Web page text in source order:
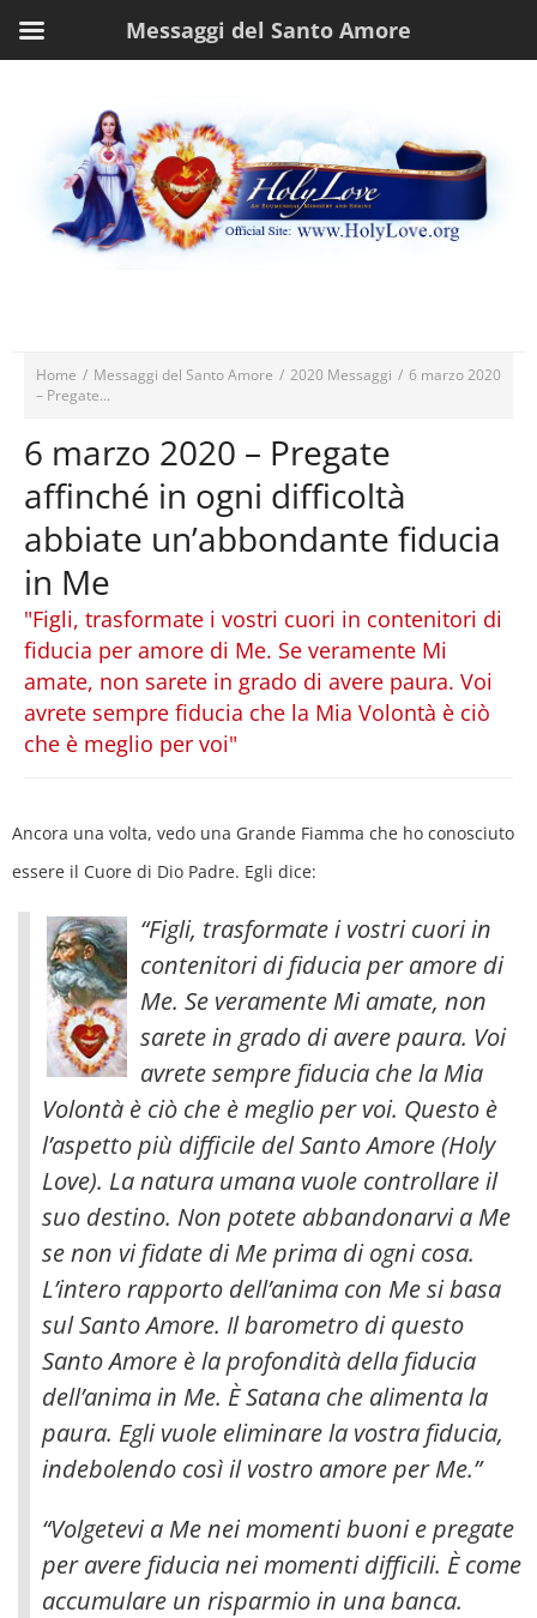
Home / Messaggi del Santo Amore / 2020 Messaggi / 6 marzo 2020
– Pregate...
6 marzo 2020 – Pregate
affinché in ogni difficoltà
abbiate un’abbondante fiducia
in Me
"Figli, trasformate i vostri cuori in contenitori di
fiducia per amore di Me. Se veramente Mi
amate, non sarete in grado di avere paura. Voi
avrete sempre fiducia che la Mia Volontà è ciò
che è meglio per voi"
Ancora una volta, vedo una Grande Fiamma che ho conosciuto
essere il Cuore di Dio Padre. Egli dice:
“Figli, trasformate i vostri cuori in
contenitori di fiducia per amore di
Me. Se veramente Mi amate, non
sarete in grado di avere paura. Voi
avrete sempre fiducia che la Mia
Volontà è ciò che è meglio per voi. Questo è
l’aspetto più difficile del Santo Amore (Holy
Love). La natura umana vuole controllare il
suo destino. Non potete abbandonarvi a Me
se non vi fidate di Me prima di ogni cosa.
L’intero rapporto dell’anima con Me si basa
sul Santo Amore. Il barometro di questo
Santo Amore è la profondità della fiducia
dell’anima in Me. È Satana che alimenta la
paura. Egli vuole eliminare la vostra fiducia,
indebolendo così il vostro amore per Me.”
“Volgetevi a Me nei momenti buoni e pregate
per avere fiducia nei momenti difficili. È come
accumulare un risparmio in una banca.
Messaggi del Santo Amore